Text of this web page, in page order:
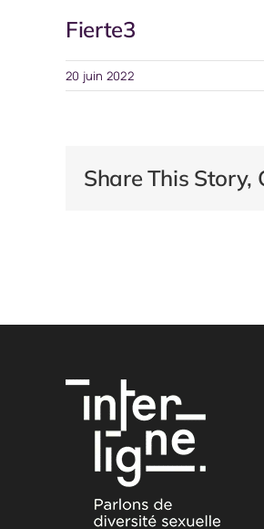
Fierte3
20 juin 2022
Share This Story,